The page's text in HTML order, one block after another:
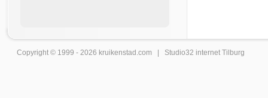
Copyright © 1999 - 2026 kruikenstad .com | Studio32 internet Tilburg